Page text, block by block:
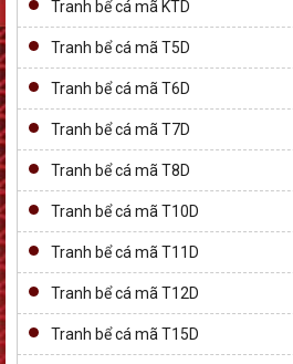
Tranh bể cá mã KTD
Tranh bể cá mã T5D
Tranh bể cá mã T6D
Tranh bể cá mã T7D
Tranh bể cá mã T8D
Tranh bể cá mã T10D
Tranh bể cá mã T11D
Tranh bể cá mã T12D
Tranh bể cá mã T15D